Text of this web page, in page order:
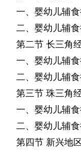
一、婴幼儿辅
二、婴幼儿辅
第二节 长三角
一、婴幼儿辅
二、婴幼儿辅
第三节 珠三角
一、婴幼儿辅
二、婴幼儿辅
第四节 新兴地